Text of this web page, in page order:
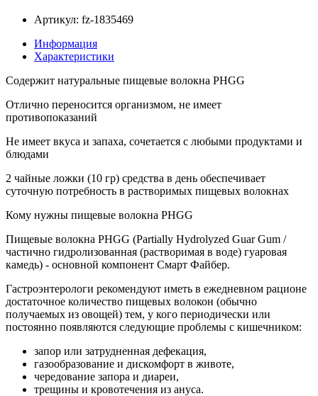
Артикул: fz-1835469
Информация
Характеристики
Содержит натуральные пищевые волокна PHGG
Отлично переносится организмом, не имеет
противопоказаний
Не имеет вкуса и запаха, сочетается с любыми продуктами и
блюдами
2 чайные ложки (10 гр) средства в день обеспечивает
cуточнyю потребность в растворимых пищевых волокнах
Кому нужны пищевые волокна PHGG
Пищевые волокна PHGG (Partially Hydrolyzed Guar Gum /
частично гидролизованная (растворимая в воде) гуаровая
камедь) - основной компонент Смарт Файбер.
Гастроэнтерологи рекомендуют иметь в ежедневном рационе
достаточное количество пищевых волокон (обычно
получаемых из овощей) тем, у кого периодически или
постоянно появляются следующие проблемы с кишечником:
запор или затрудненная дефекация,
газообразование и дискомфорт в животе,
чередование запора и диареи,
трещины и кровотечения из ануса.